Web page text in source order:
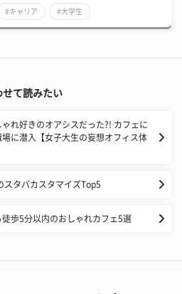
#キャリア #大学生
せて読みたい
れ好きのオアシスだった?! カフェに
に潜入【女子大生の妄想オフィス体
スタバカスタマイズTop5
歩5分以内のおしゃれカフェ5選